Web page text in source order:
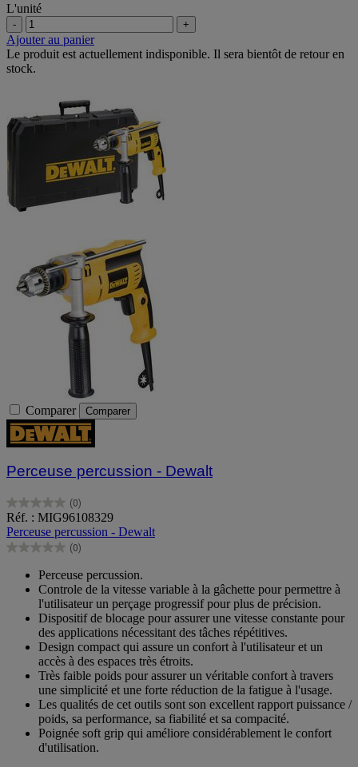
L'unité
- +
Ajouter au panier
Le produit est actuellement indisponible. Il sera bientôt de retour en
stock.
Comparer Comparer
Perceuse percussion - Dewalt
(0)
0.0
sur
5
étoiles.
Réf. : MIG96108329
Perceuse percussion - Dewalt
(0)
0.0
étoiles.
Perceuse percussion.
Controle de la vitesse variable à la gâchette pour permettre à
l'utilisateur un perçage progressif pour plus de précision.
Dispositif de blocage pour assurer une vitesse constante pour
des applications nécessitant des tâches répétitives.
Design compact qui assure un confort à l'utilisateur et un
accès à des espaces très étroits.
Très faible poids pour assurer un véritable confort à travers
une simplicité et une forte réduction de la fatigue à l'usage.
Les qualités de cet outils sont son excellent rapport puissance /
poids, sa performance, sa fiabilité et sa compacité.
Poignée soft grip qui améliore considérablement le confort
d'utilisation.